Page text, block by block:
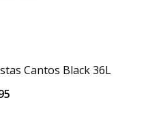
Cantos Black 36L